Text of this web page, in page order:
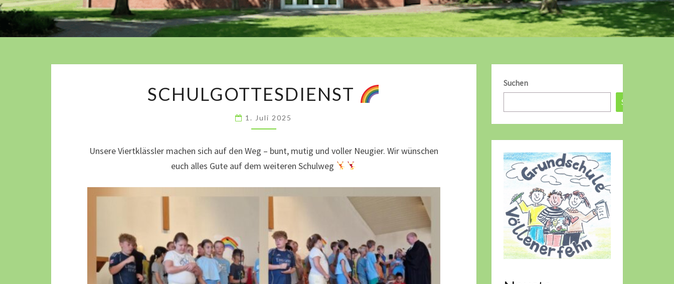
SCHULGOTTESDIENST
1. Juli 2025
Unsere Viertklässler machen sich auf den Weg – bunt, mutig und voller Neugier. Wir wünschen
euch alles Gute auf dem weiteren Schulweg
Suchen
Suchen